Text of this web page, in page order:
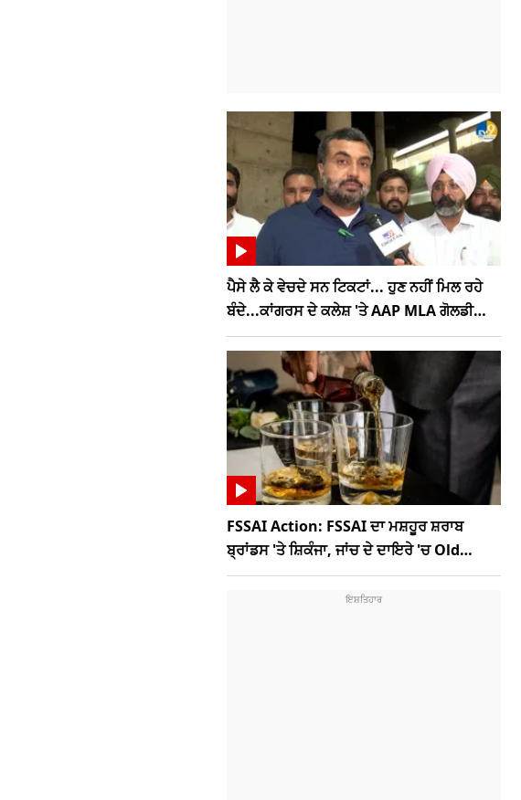
ਪੈਸੇ ਲੈ ਕੇ ਵੇਚਦੇ ਸਨ ਟਿਕਟਾਂ... ਹੁਣ ਨਹੀਂ ਮਿਲ ਰਹੇ
ਬੰਦੇ...ਕਾਂਗਰਸ ਦੇ ਕਲੇਸ਼ 'ਤੇ AAP MLA ਗੋਲਡੀ
ਕੰਬੋਜ ਦਾ ਤਿੱਖਾ ਤੰਜ
FSSAI Action: FSSAI ਦਾ ਮਸ਼ਹੂਰ ਸ਼ਰਾਬ
ਬ੍ਰਾਂਡਸ 'ਤੇ ਸ਼ਿਕੰਜਾ, ਜਾਂਚ ਦੇ ਦਾਇਰੇ 'ਚ Old
Monk, McDowells